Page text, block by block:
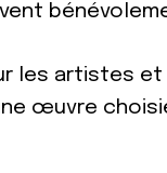
les artistes et
œuvre